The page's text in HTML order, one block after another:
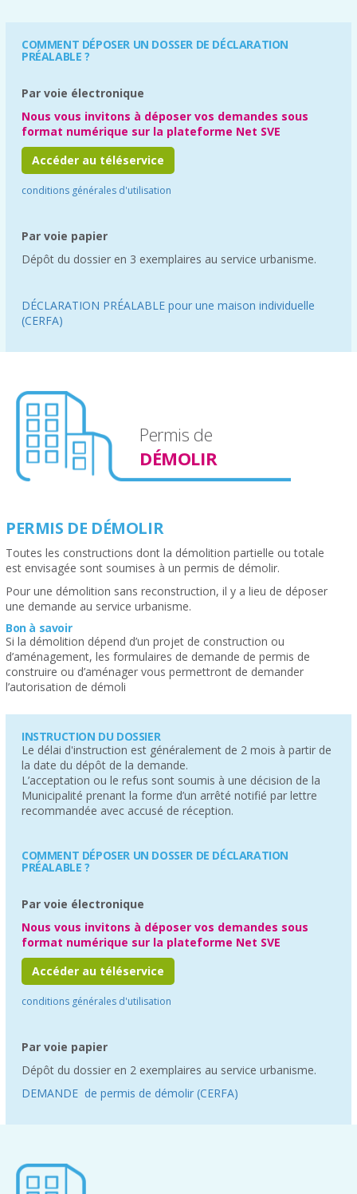
COMMENT DÉPOSER UN DOSSER DE DÉCLARATION
PRÉALABLE ?
Par voie électronique
Nous vous invitons à déposer vos demandes sous
format numérique sur la plateforme Net SVE
Accéder au téléservice
conditions générales d'utilisation
Par voie papier
Dépôt du dossier en 3 exemplaires au service urbanisme.
DÉCLARATION PRÉALABLE pour une maison individuelle
(CERFA)
Permis de
DÉMOLIR
PERMIS DE DÉMOLIR
Toutes les constructions dont la démolition partielle ou totale
est envisagée sont soumises à un permis de démolir.
Pour une démolition sans reconstruction, il y a lieu de déposer
une demande au service urbanisme.
Bon à savoir
Si la démolition dépend d’un projet de construction ou
d’aménagement, les formulaires de demande de permis de
construire ou d’aménager vous permettront de demander
l’autorisation de démoli
INSTRUCTION DU DOSSIER
Le délai d'instruction est généralement de 2 mois à partir de
la date du dépôt de la demande.
L’acceptation ou le refus sont soumis à une décision de la
Municipalité prenant la forme d’un arrêté notifié par lettre
recommandée avec accusé de réception.
COMMENT DÉPOSER UN DOSSER DE DÉCLARATION
PRÉALABLE ?
Par voie électronique
Nous vous invitons à déposer vos demandes sous
format numérique sur la plateforme Net SVE
Accéder au téléservice
conditions générales d'utilisation
Par voie papier
Dépôt du dossier en 2 exemplaires au service urbanisme.
DEMANDE de permis de démolir (CERFA)